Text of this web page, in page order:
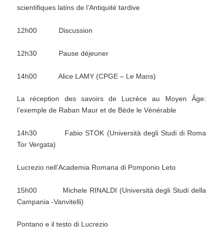
scientifiques latins de l’Antiquité tardive
12h00 Discussion
12h30 Pause déjeuner
14h00 Alice LAMY (CPGE – Le Mans)
La réception des savoirs de Lucrèce au Moyen Âge:
l’exemple de Raban Maur et de Bède le Vénérable
14h30 Fabio STOK (Università degli Studi di Roma
Tor Vergata)
Lucrezio nell’Academia Romana di Pomponio Leto
15h00 Michele RINALDI (Università degli Studi della
Campania -Vanvitelli)
Pontano e il testo di Lucrezio